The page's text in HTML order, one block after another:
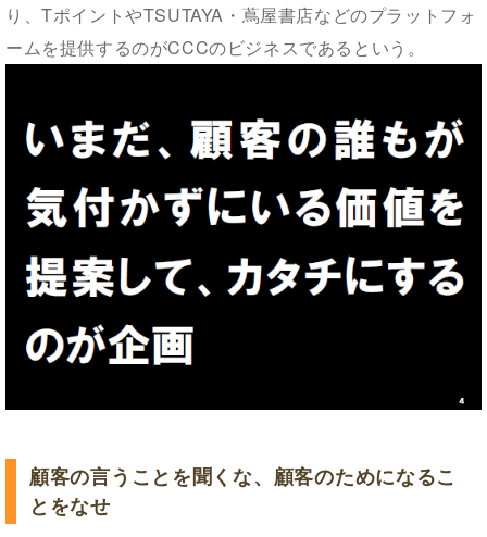
り、TポイントやTSUTAYA・蔦屋書店などのプラットフォ
ームを提供するのがCCCのビジネスであるという。
顧客の言うことを聞くな、顧客のためになるこ
とをなせ